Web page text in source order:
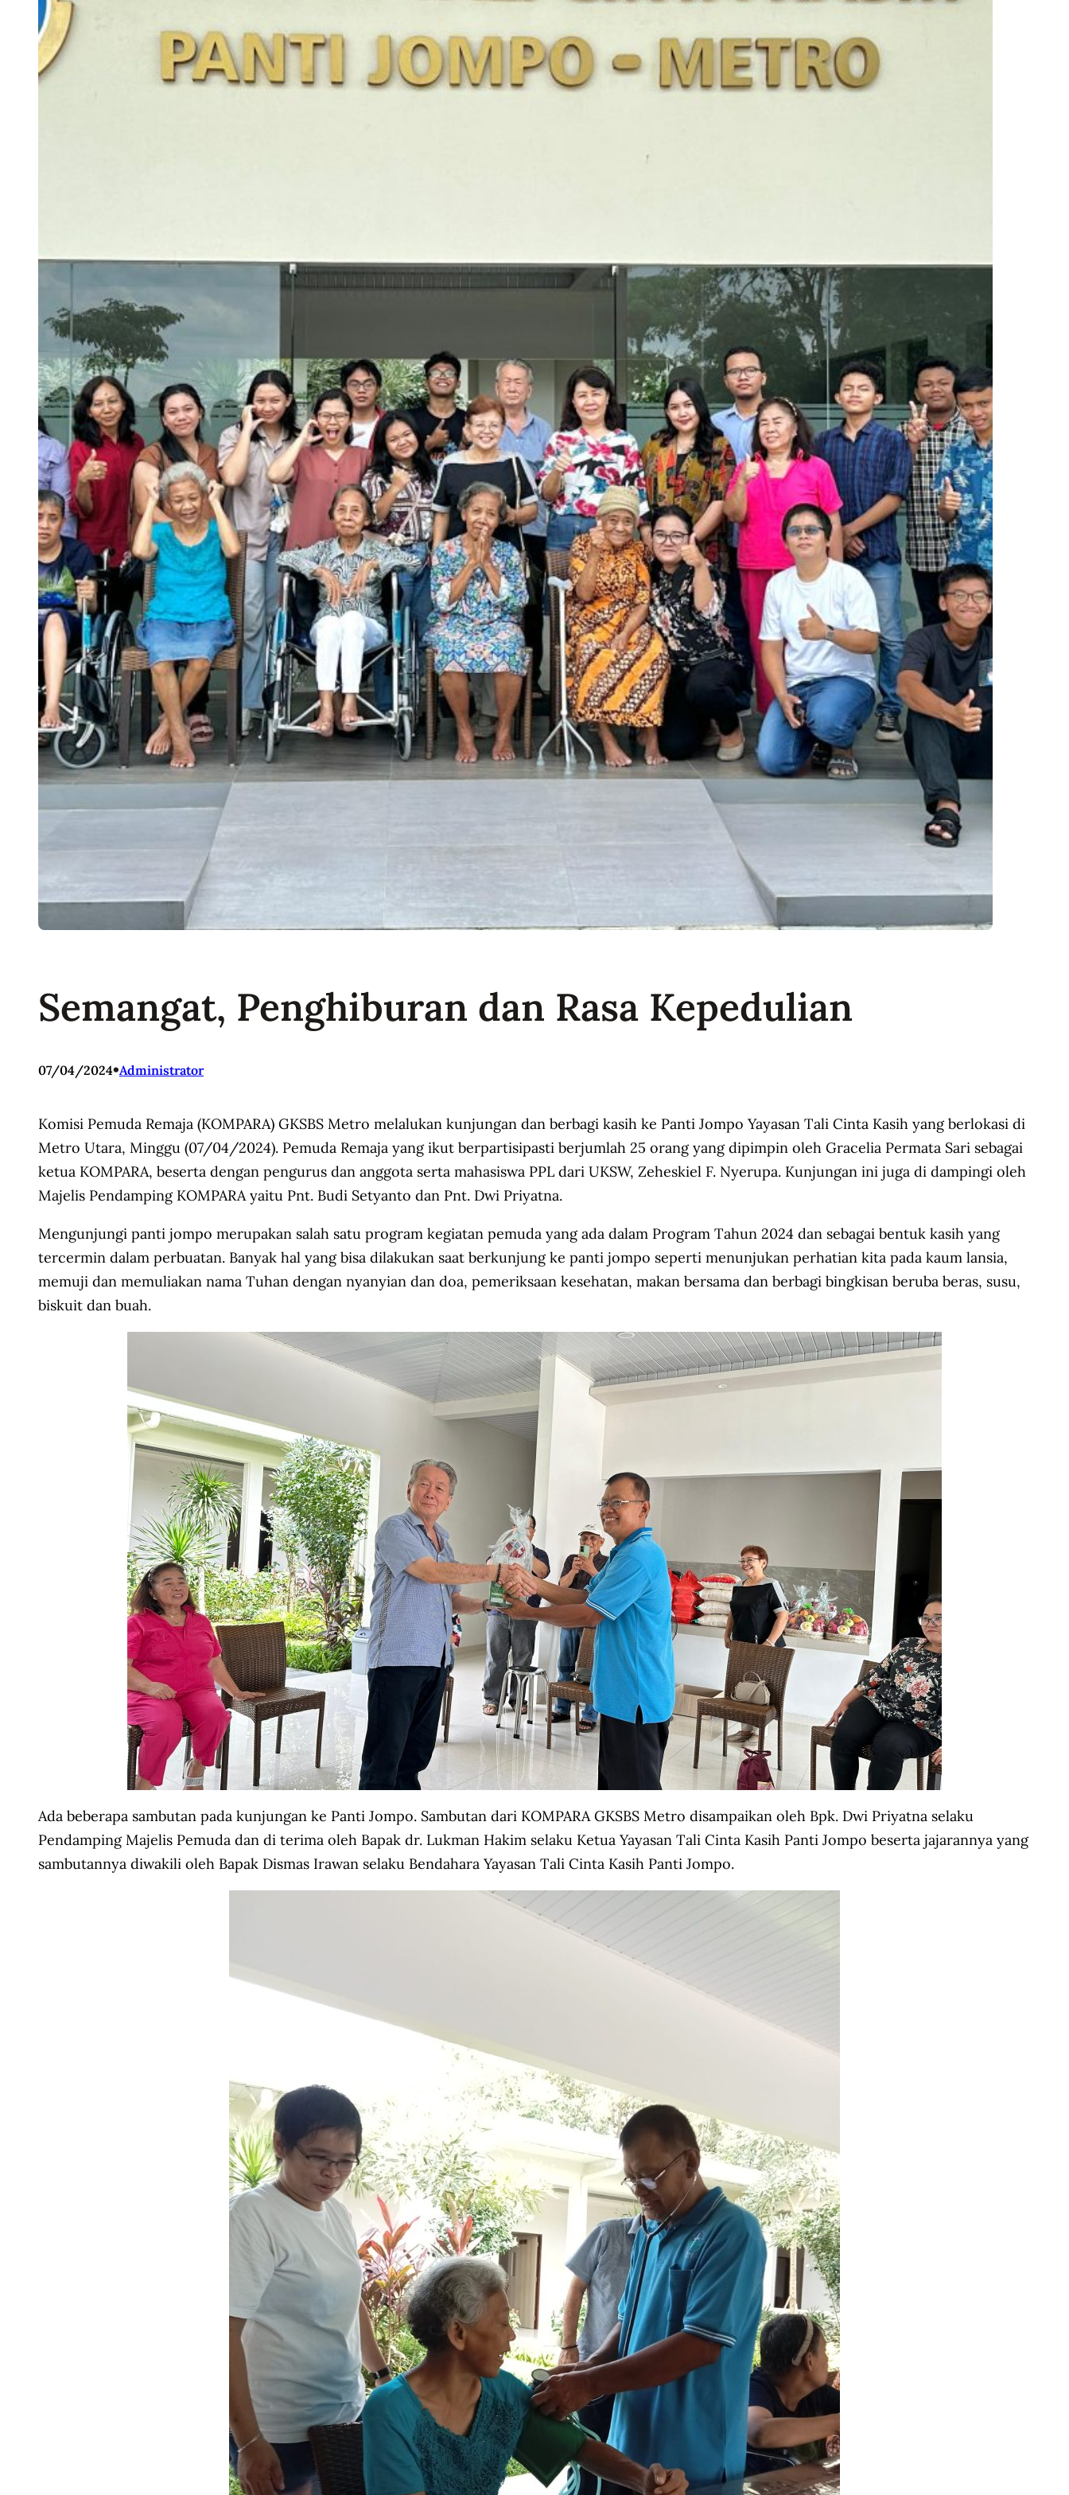
Semangat, Penghiburan dan Rasa Kepedulian
07/04/2024•Administrator
Komisi Pemuda Remaja (KOMPARA) GKSBS Metro melalukan kunjungan dan berbagi kasih ke Panti Jompo Yayasan Tali Cinta Kasih yang berlokasi di
Metro Utara, Minggu (07/04/2024). Pemuda Remaja yang ikut berpartisipasti berjumlah 25 orang yang dipimpin oleh Gracelia Permata Sari sebagai
ketua KOMPARA, beserta dengan pengurus dan anggota serta mahasiswa PPL dari UKSW, Zeheskiel F. Nyerupa. Kunjungan ini juga di dampingi oleh
Majelis Pendamping KOMPARA yaitu Pnt. Budi Setyanto dan Pnt. Dwi Priyatna.
Mengunjungi panti jompo merupakan salah satu program kegiatan pemuda yang ada dalam Program Tahun 2024 dan sebagai bentuk kasih yang
tercermin dalam perbuatan. Banyak hal yang bisa dilakukan saat berkunjung ke panti jompo seperti menunjukan perhatian kita pada kaum lansia,
memuji dan memuliakan nama Tuhan dengan nyanyian dan doa, pemeriksaan kesehatan, makan bersama dan berbagi bingkisan beruba beras, susu,
biskuit dan buah.
Ada beberapa sambutan pada kunjungan ke Panti Jompo. Sambutan dari KOMPARA GKSBS Metro disampaikan oleh Bpk. Dwi Priyatna selaku
Pendamping Majelis Pemuda dan di terima oleh Bapak dr. Lukman Hakim selaku Ketua Yayasan Tali Cinta Kasih Panti Jompo beserta jajarannya yang
sambutannya diwakili oleh Bapak Dismas Irawan selaku Bendahara Yayasan Tali Cinta Kasih Panti Jompo.